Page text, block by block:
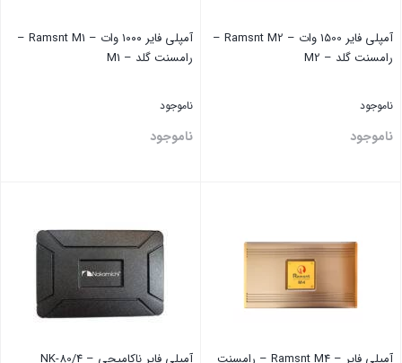
آمپلی فایر 1500 وات – Ramsnt M2 –
رامسنت گلد – M2
ناموجود
ناموجود
آمپلی فایر ۱۰۰۰ وات – Ramsnt M1 –
رامسنت گلد – M1
ناموجود
ناموجود
آمپلی فایر – Ramsnt M4 – رامسنت
آمپلی فایر ناکامیچی NK-80/4 –